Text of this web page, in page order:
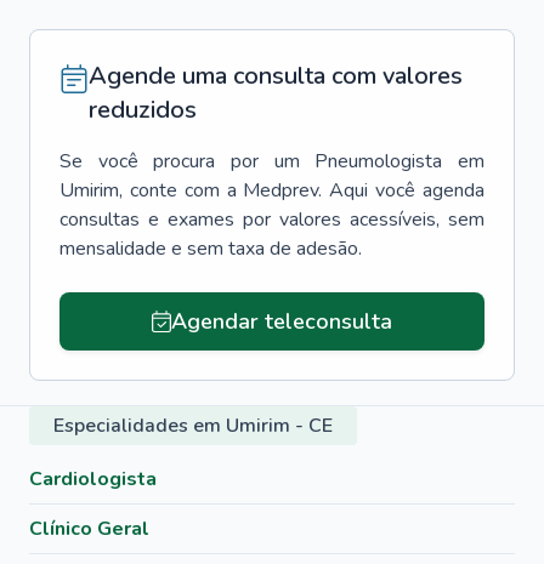
Agende uma consulta com valores
reduzidos
Se você procura por um Pneumologista
em
Umirim, conte com a Medprev. Aqui você agenda
consultas e exames por valores acessíveis, sem
mensalidade e sem taxa de adesão.
Agendar teleconsulta
Especialidades em Umirim - CE
Cardiologista
Clínico Geral